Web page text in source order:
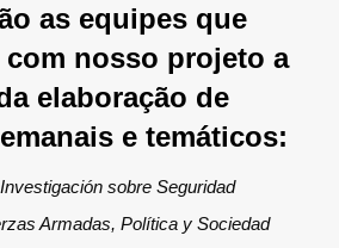
as equipes que
com nosso projeto a
elaboração de
e temáticos:
sobre Seguridad
Armadas, Política y Sociedad